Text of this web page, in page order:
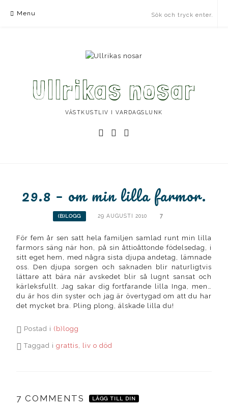
Menu
Ullrikas nosar
VÄSTKUSTLIV I VARDAGSLUNK
Instagram
Facebook
29.8 – om min lilla farmor.
(B)LOGG 29 AUGUSTI 2010 7
För fem år sen satt hela familjen samlad runt min lilla
farmors säng när hon, på sin åttioåttonde födelsedag, i
sitt eget hem, med några sista djupa andetag, lämnade
oss. Den djupa sorgen och saknaden blir naturligtvis
lättare att bära när avskedet blir så lugnt sansat och
kärleksfullt. Jag sakar dig fortfarande lilla Inga, men…
du är hos din syster och jag är övertygad om att du har
det mycket bra. Pling plong, älskade lilla du!
Postad i (b)logg
Taggad igrattis liv o död
7 COMMENTS LÄGG TILL DIN